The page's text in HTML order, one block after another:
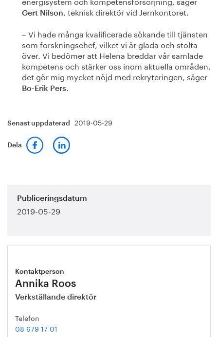
Gert Nilson, teknisk direktör vid Jernkontoret.
– Vi hade många kvalificerade sökande till tjänsten
som forskningschef, vilket vi är glada och stolta
över. Vi bedömer att Helena breddar vår samlade
kompetens och stärker oss inom aktuella områden,
det gör mig mycket nöjd med rekryteringen, säger
Bo-Erik Pers.
Senast uppdaterad 2019-05-29
Dela
Publiceringsdatum
2019-05-29
Kontaktperson
Annika Roos
Verkställande direktör
Telefon
08 679 17 01